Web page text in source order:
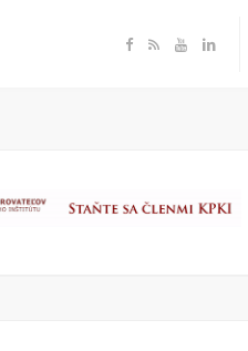
F
e
R Y
T
L
k